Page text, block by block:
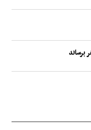
برساند